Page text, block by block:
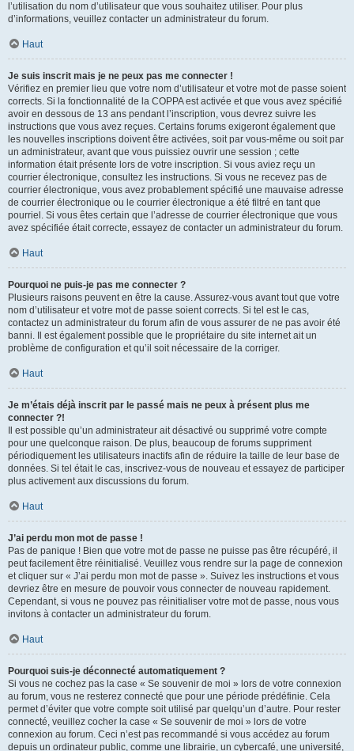
l’utilisation du nom d’utilisateur que vous souhaitez utiliser. Pour plus
d’informations, veuillez contacter un administrateur du forum.
Haut
Je suis inscrit mais je ne peux pas me connecter !
Vérifiez en premier lieu que votre nom d’utilisateur et votre mot de passe soient
corrects. Si la fonctionnalité de la COPPA est activée et que vous avez spécifié
avoir en dessous de 13 ans pendant l’inscription, vous devrez suivre les
instructions que vous avez reçues. Certains forums exigeront également que
les nouvelles inscriptions doivent être activées, soit par vous-même ou soit par
un administrateur, avant que vous puissiez ouvrir une session ; cette
information était présente lors de votre inscription. Si vous aviez reçu un
courrier électronique, consultez les instructions. Si vous ne recevez pas de
courrier électronique, vous avez probablement spécifié une mauvaise adresse
de courrier électronique ou le courrier électronique a été filtré en tant que
pourriel. Si vous êtes certain que l’adresse de courrier électronique que vous
avez spécifiée était correcte, essayez de contacter un administrateur du forum.
Haut
Pourquoi ne puis-je pas me connecter ?
Plusieurs raisons peuvent en être la cause. Assurez-vous avant tout que votre
nom d’utilisateur et votre mot de passe soient corrects. Si tel est le cas,
contactez un administrateur du forum afin de vous assurer de ne pas avoir été
banni. Il est également possible que le propriétaire du site internet ait un
problème de configuration et qu’il soit nécessaire de la corriger.
Haut
Je m’étais déjà inscrit par le passé mais ne peux à présent plus me
connecter ?!
Il est possible qu’un administrateur ait désactivé ou supprimé votre compte
pour une quelconque raison. De plus, beaucoup de forums suppriment
périodiquement les utilisateurs inactifs afin de réduire la taille de leur base de
données. Si tel était le cas, inscrivez-vous de nouveau et essayez de participer
plus activement aux discussions du forum.
Haut
J’ai perdu mon mot de passe !
Pas de panique ! Bien que votre mot de passe ne puisse pas être récupéré, il
peut facilement être réinitialisé. Veuillez vous rendre sur la page de connexion
et cliquer sur « J’ai perdu mon mot de passe ». Suivez les instructions et vous
devriez être en mesure de pouvoir vous connecter de nouveau rapidement.
Cependant, si vous ne pouvez pas réinitialiser votre mot de passe, nous vous
invitons à contacter un administrateur du forum.
Haut
Pourquoi suis-je déconnecté automatiquement ?
Si vous ne cochez pas la case « Se souvenir de moi » lors de votre connexion
au forum, vous ne resterez connecté que pour une période prédéfinie. Cela
permet d’éviter que votre compte soit utilisé par quelqu’un d’autre. Pour rester
connecté, veuillez cocher la case « Se souvenir de moi » lors de votre
connexion au forum. Ceci n’est pas recommandé si vous accédez au forum
depuis un ordinateur public, comme une librairie, un cybercafé, une université,